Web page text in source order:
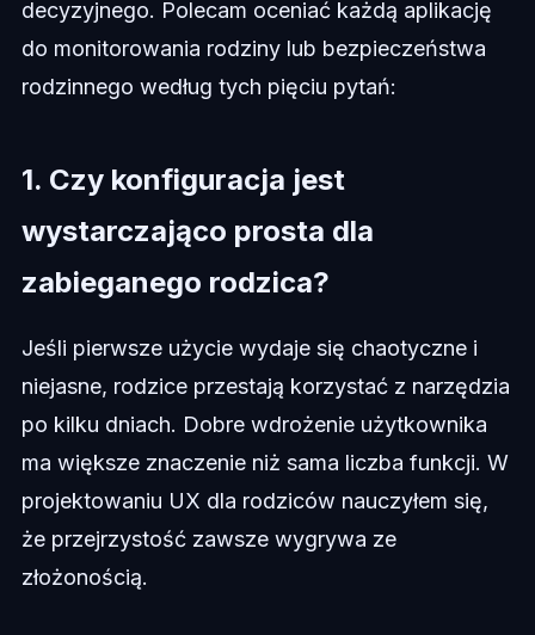
decyzyjnego. Polecam oceniać każdą aplikację
do monitorowania rodziny lub bezpieczeństwa
rodzinnego według tych pięciu pytań:
1. Czy konfiguracja jest
wystarczająco prosta dla
zabieganego rodzica?
Jeśli pierwsze użycie wydaje się chaotyczne i
niejasne, rodzice przestają korzystać z narzędzia
po kilku dniach. Dobre wdrożenie użytkownika
ma większe znaczenie niż sama liczba funkcji. W
projektowaniu UX dla rodziców nauczyłem się,
że przejrzystość zawsze wygrywa ze
złożonością.